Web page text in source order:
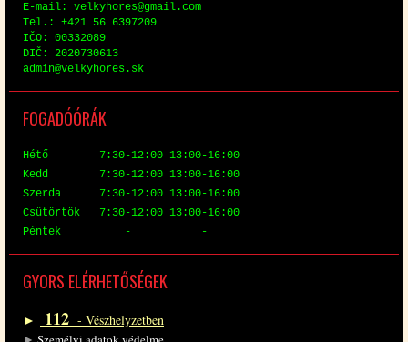
E-mail: vel­ky­hores@​gmail.​com
Tel.: +421 56 6397209
IČO: 00332089
DIČ: 2020730613
ad­min@​vel​kyho​res.​sk
FO­GA­DÓ­ÓRÁK
Hé­tő 7:30-12:00 13:00-16:00
Kedd 7:30-12:00 13:00-16:00
Szer­da 7:30-12:00 13:00-16:00
Csü­tör­tök 7:30-12:00 13:00-16:00
Pén­tek - -
GYORS EL­ÉR­HE­TŐ­SÉ­GEK
► 112 - Vész­hely­zet­ben